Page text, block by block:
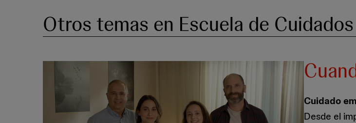
Otros temas en Escuela de Cuidados
Cuidado
Desde el